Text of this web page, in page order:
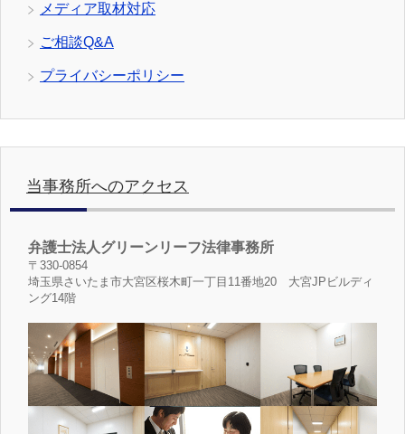
メディア取材対応
ご相談Q&A
プライバシーポリシー
当事務所へのアクセス
弁護士法人グリーンリーフ法律事務所
〒330-0854
埼玉県さいたま市大宮区桜木町一丁目11番地20 大宮JPビルディ
ング14階